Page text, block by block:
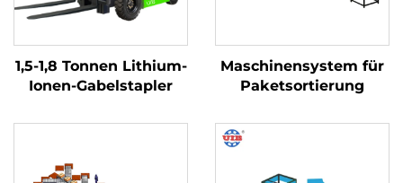
1,5-1,8 Tonnen Lithium-
Ionen-Gabelstapler
Maschinensystem für
Paketsortierung